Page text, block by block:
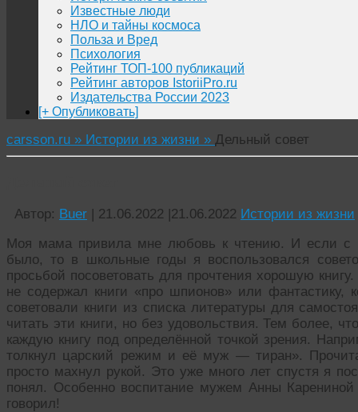
Известные люди
НЛО и тайны космоса
Польза и Вред
Психология
Рейтинг ТОП-100 публикаций
Рейтинг авторов IstoriiPro.ru
Издательства России 2023
[+ Опубликовать]
carsson.ru » Истории из жизни » Дельный совет
Автор: Buer | 21.06.2022 |21.06.2022 Истории из жизни
Моя мама привила мне любовь к чтению. И если с
было, то в школьные годы я воспользовался
просьбой посоветовать для прочтения хорошую
не содержал книги «про шпионов» или
советовали книги из списка литературы для
читать эти книги, но без удовольствия. Тем более,
каждую книгу под определённой точкой зрения.
толкнул царский режим и её муж — тиран».
просто махнул рукой. Это уже много лет спустя я
понял. Особенно воспитание мужем Анны
говорил!